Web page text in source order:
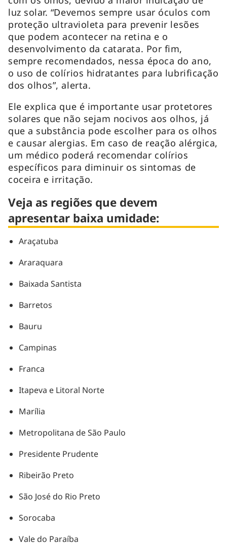
luz solar. “Devemos sempre usar óculos com
proteção ultravioleta para prevenir lesões
que podem acontecer na retina e o
desenvolvimento da catarata. Por fim,
sempre recomendados, nessa época do ano,
o uso de colírios hidratantes para lubrificação
dos olhos”, alerta.
Ele explica que é importante usar protetores
solares que não sejam nocivos aos olhos, já
que a substância pode escolher para os olhos
e causar alergias. Em caso de reação alérgica,
um médico poderá recomendar colírios
específicos para diminuir os sintomas de
coceira e irritação.
Veja as regiões que devem
apresentar baixa umidade:
Araçatuba
Araraquara
Baixada Santista
Barretos
Bauru
Campinas
Franca
Itapeva e Litoral Norte
Marília
Metropolitana de São Paulo
Presidente Prudente
Ribeirão Preto
São José do Rio Preto
Sorocaba
Vale do Paraíba